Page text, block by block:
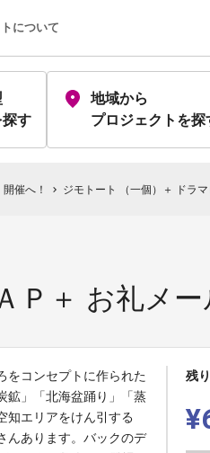
について
探す
地域から
プロジェクトを探
催へ！ chevron_right ジモトート （一個）＋ ドラ
Ｐ＋ お礼メー
をコンセプトに作られた
鉱」「北海盆踊り」「蒸
知エリアをけん引する
んあります。バックのデ
残